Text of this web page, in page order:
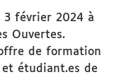
3 février 2024 à
Ouvertes.
de formation
étudiant.es de